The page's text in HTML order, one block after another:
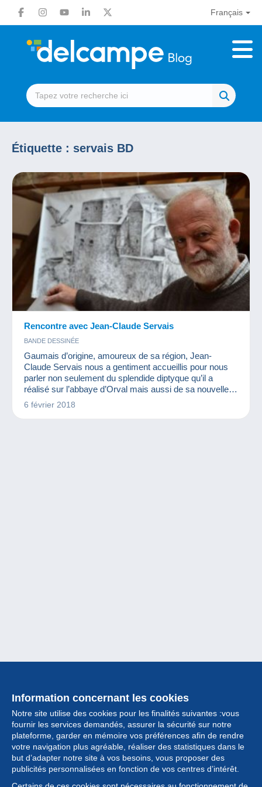
Français
Étiquette : servais BD
Rencontre avec Jean-Claude Servais
BANDE DESSINÉE
Gaumais d’origine, amoureux de sa région, Jean-
Claude Servais nous a gentiment accueillis pour nous
parler non seulement du splendide diptyque qu’il a
réalisé sur l’abbaye d’Orval mais aussi de sa nouvelle
série, « les Chemins de Compostelle » dans laquelle il
6 février 2018
Information concernant les cookies
Notre site utilise des cookies pour les finalités suivantes :vous
fournir les services demandés, assurer la sécurité sur notre
plateforme, garder en mémoire vos préférences afin de rendre
votre navigation plus agréable, réaliser des statistiques dans le
but d’adapter notre site à vos besoins, vous proposer des
publicités personnalisées en fonction de vos centres d’intérêt.
Collection